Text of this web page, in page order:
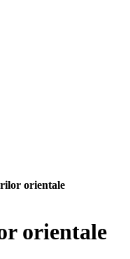
orientale
orientale